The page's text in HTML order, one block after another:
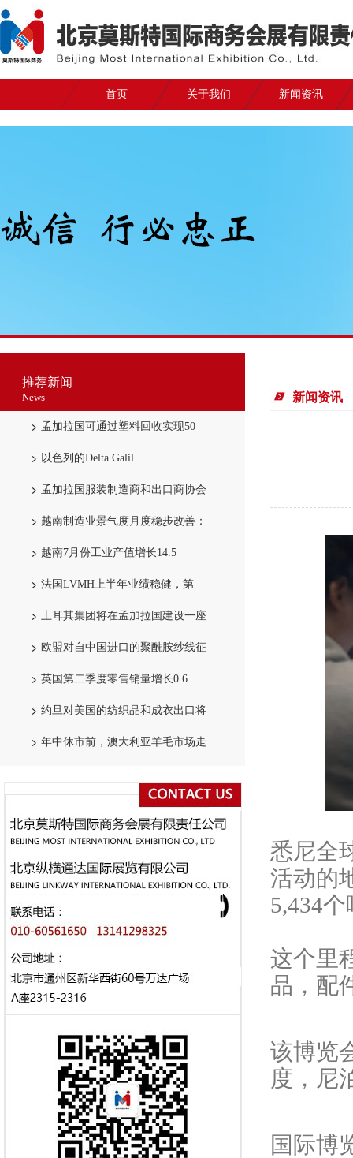
首页 关于我们 新闻资讯
推荐新闻
News
孟加拉国可通过塑料回收实现50
以色列的Delta Galil
孟加拉国服装制造商和出口商协会
越南制造业景气度月度稳步改善：
越南7月份工业产值增长14.5
法国LVMH上半年业绩稳健，第
土耳其集团将在孟加拉国建设一座
欧盟对自中国进口的聚酰胺纱线征
英国第二季度零售销量增长0.6
约旦对美国的纺织品和成衣出口将
年中休市前，澳大利亚羊毛市场走
新闻资讯
悉尼全
活动的
5,434
这个里
品，配
该博览
度，尼
国际博